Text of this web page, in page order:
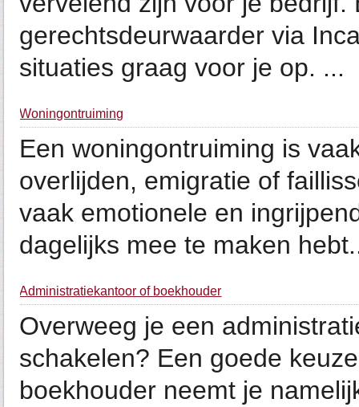
gerechtsdeurwaarder via
situaties graag voor je op. ...
Woningontruiming
Een woningontruiming is
overlijden, emigratie of
vaak emotionele en
dagelijks mee te maken
Administratiekantoor of boekhouder
Overweeg je een
schakelen? Een goede
boekhouder neemt je